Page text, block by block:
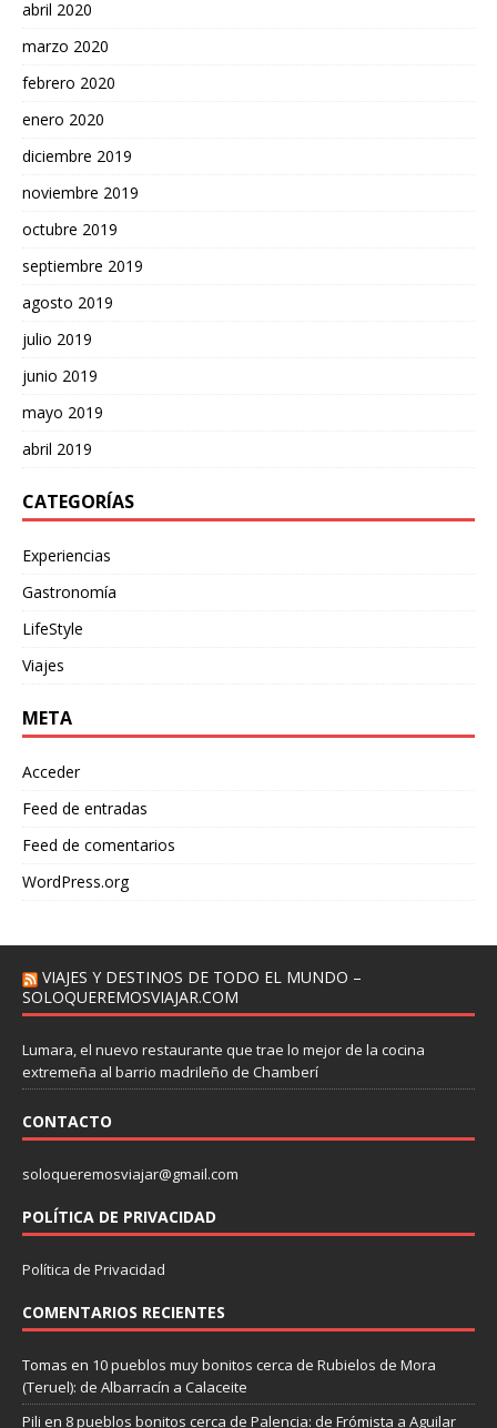
abril 2020
marzo 2020
febrero 2020
enero 2020
diciembre 2019
noviembre 2019
octubre 2019
septiembre 2019
agosto 2019
julio 2019
junio 2019
mayo 2019
abril 2019
CATEGORÍAS
Experiencias
Gastronomía
LifeStyle
Viajes
META
Acceder
Feed de entradas
Feed de comentarios
WordPress.org
VIAJES Y DESTINOS DE TODO EL MUNDO –
SOLOQUEREMOSVIAJAR.COM
Lumara, el nuevo restaurante que trae lo mejor de la cocina
extremeña al barrio madrileño de Chamberí
CONTACTO
soloqueremosviajar@gmail.com
POLÍTICA DE PRIVACIDAD
Política de Privacidad
COMENTARIOS RECIENTES
Tomas en 10 pueblos muy bonitos cerca de Rubielos de Mora
(Teruel): de Albarracín a Calaceite
Pili en 8 pueblos bonitos cerca de Palencia: de Frómista a Aguilar